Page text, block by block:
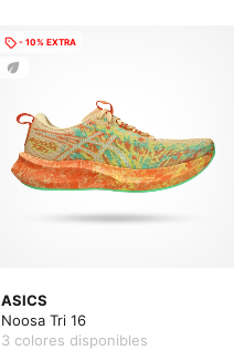
ASICS
Noosa Tri 16
3 colores disponibles
- 10% EXTRA